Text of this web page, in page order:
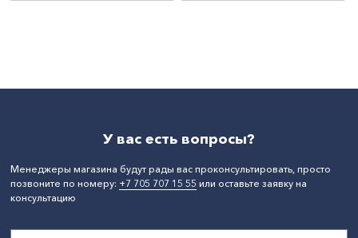
У вас есть вопросы?
Менеджеры магазина будут рады вас проконсультировать, просто
позвоните по номеру: +7 705 707 15 55 или оставьте заявку на
консультацию